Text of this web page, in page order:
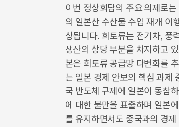
이번 정상회담의 주요 의제로
의 일본산 수산물 수입 재개 이
상됩니다. 희토류는 전기차, 풍
생산의 상당 부분을 차지하고
본은 희토류 공급망 다변화를
는 일본 경제 안보의 핵심 과제
국 반도체 규제에 일본이 동참
에 대한 불만을 표출하며 일본
를 유지하면서도 중국과의 경